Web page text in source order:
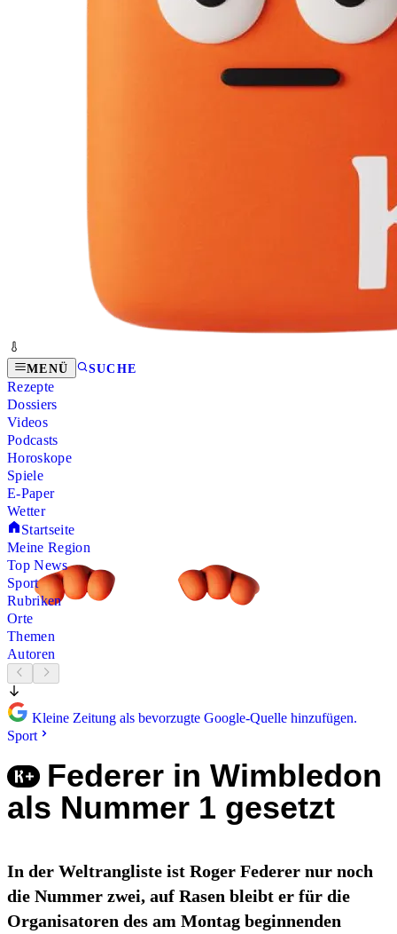
MENÜ SUCHE
Rezepte
Dossiers
Videos
Podcasts
Horoskope
Spiele
E-Paper
Wetter
Startseite
Meine Region
Top News
Sport
Rubriken
Orte
Themen
Autoren
Kleine Zeitung als bevorzugte Google-Quelle hinzufügen.
Sport
Federer in Wimbledon
als Nummer 1 gesetzt
In der Weltrangliste ist Roger Federer nur noch
die Nummer zwei, auf Rasen bleibt er für die
Organisatoren des am Montag beginnenden